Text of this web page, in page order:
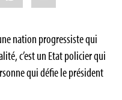
nation progressiste qui
c’est un Etat policier qui
qui défie le président